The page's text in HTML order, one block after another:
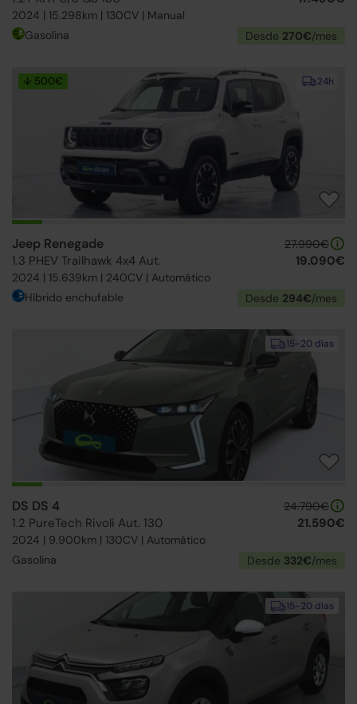
2024 | 15.298km | 130CV | Manual
Gasolina Desde 270€/mes
24h
↓ 500€
Jeep Renegade
1.3 PHEV Trailhawk 4x4 Aut.
2024 | 15.639km | 240CV | Automático
27.990€
19.090€
Híbrido enchufable Desde 294€/mes
15-20 días
DS DS 4
1.2 PureTech Rivoli Aut. 130
2024 | 9.900km | 130CV | Automático
24.790€
21.590€
Gasolina Desde 332€/mes
15-20 días